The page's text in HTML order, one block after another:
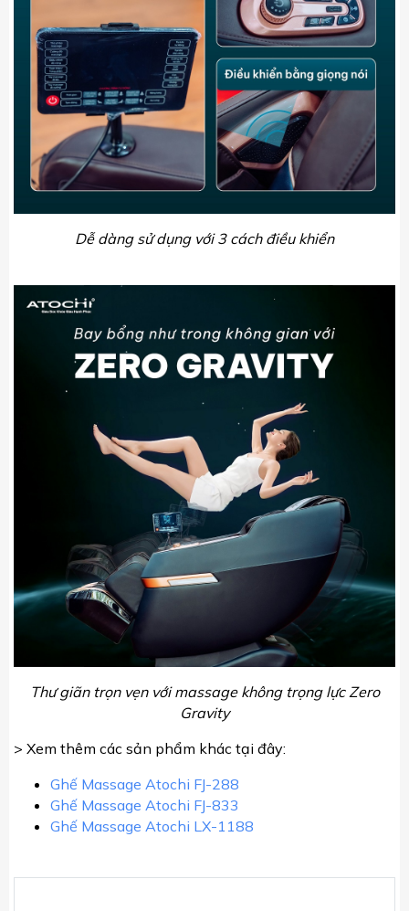
Dễ dàng sử dụng với 3 cách điều khiển
Thư giãn trọn vẹn với massage không trọng lực Zero
Gravity
> Xem thêm các sản phẩm khác tại đây:
Ghế Massage Atochi FJ-288
Ghế Massage Atochi FJ-833
Ghế Massage Atochi LX-1188